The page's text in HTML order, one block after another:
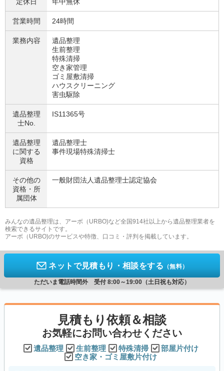
営業時間 24時間
業務内容
遺品整理
生前整理
特殊清掃
空き家管理
ゴミ屋敷清掃
ハウスクリーニング
害虫駆除
遺品整理
士No.
IS11365号
遺品整理
に関する
資格
遺品整理士
事件現場特殊清掃士
その他の
資格・ 所
属団体
一般財団法人遺品整理士認定協会
みんなの遺品整理は、アーボ（URBO)など全国914社以上から遺品整理業者を
検索できるサイトです。
アーボ（URBO)のサービスや特徴、口コミ・評判を掲載しています。
ネットで見積もり・相談をする （無料）
ただいま電話時間外 受付 8:00～19:00（土日祝も対応）
見積もり依頼＆相談
お気軽にお問い合わせください
遺品整理 生前整理 特殊清掃
部屋片付け
空き家・ゴミ屋敷片付け